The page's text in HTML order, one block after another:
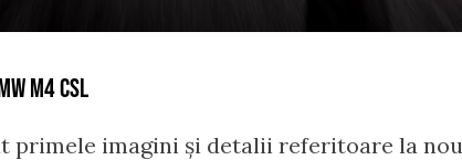
M4 CSL
primele imagini și detalii referitoare la